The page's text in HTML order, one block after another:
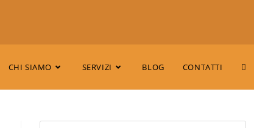
CHI SIAMO SERVIZI BLOG CONTATTI